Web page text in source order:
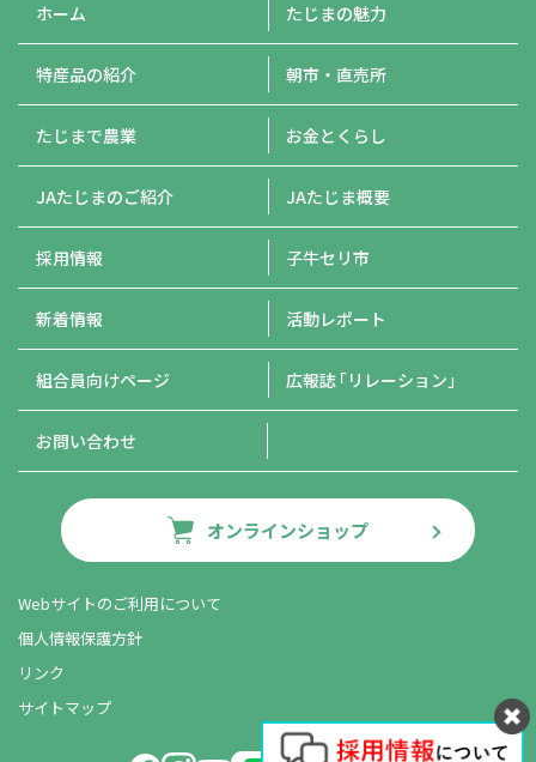
ホーム たじまの魅力
特産品の紹介 朝市・直売所
たじまで農業 お金とくらし
JAたじまのご紹介 JAたじま概要
採用情報 子牛セリ市
新着情報 活動レポート
組合員向けページ 広報誌「リレーション」
お問い合わせ
オンラインショップ
Webサイトのご利用について
個人情報保護方針
リンク
サイトマップ